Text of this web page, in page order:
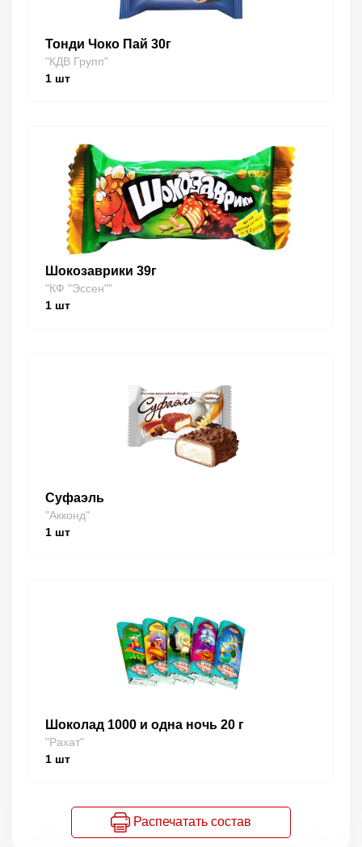
Тонди Чоко Пай 30г
"КДВ Групп"
1 шт
Шокозаврики 39г
"КФ "Эссен""
1 шт
Суфаэль
"Акконд"
1 шт
Шоколад 1000 и одна ночь 20 г
"Рахат"
1 шт
Распечатать состав